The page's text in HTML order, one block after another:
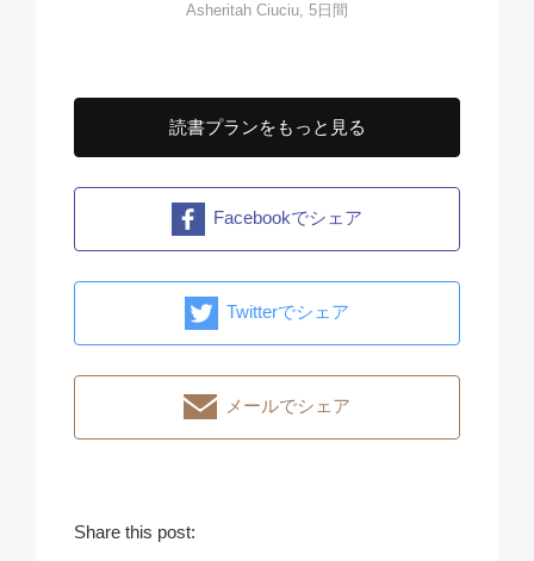
Asheritah Ciuciu, 5日間
読書プランをもっと見る
Facebookでシェア
Twitterでシェア
メールでシェア
Share this post: